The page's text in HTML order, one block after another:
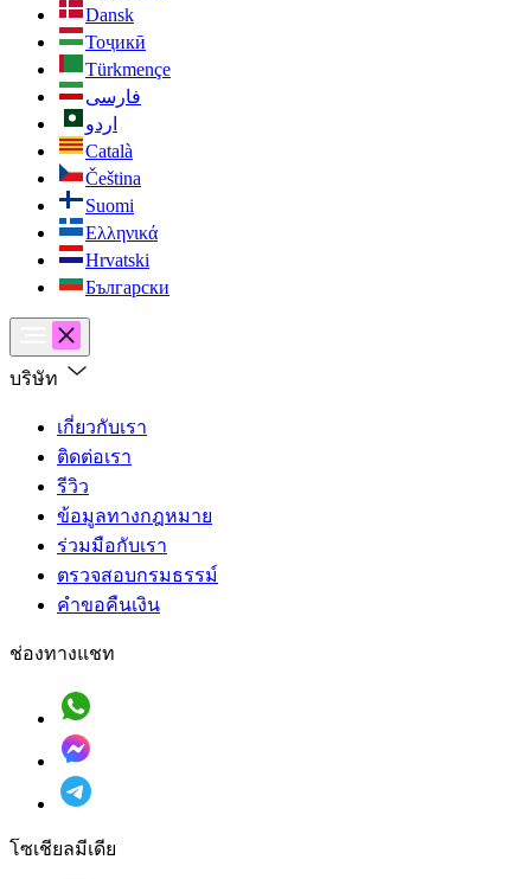
Dansk
Тоҷикӣ
Türkmençe
فارسی
اردو
Català
Čeština
Suomi
Ελληνικά
Hrvatski
Български
บริษัท
เกี่ยวกับเรา
ติดต่อเรา
รีวิว
ข้อมูลทางกฎหมาย
ร่วมมือกับเรา
ตรวจสอบกรมธรรม์
คำขอคืนเงิน
ช่องทางแชท
โซเชียลมีเดีย